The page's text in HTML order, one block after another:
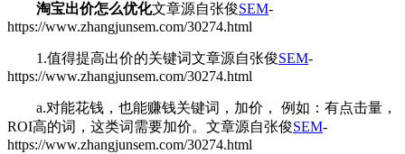
淘宝出价怎么优化文章源自张俊SEM-
https://www.zhangjunsem.com/30274.html
1.值得提高出价的关键词文章源自张俊SEM-
https://www.zhangjunsem.com/30274.html
a.对能花钱，也能赚钱关键词，加价， 例如：有点击量，
ROI高的词，这类词需要加价。 文章源自张俊SEM-
https://www.zhangjunsem.com/30274.html